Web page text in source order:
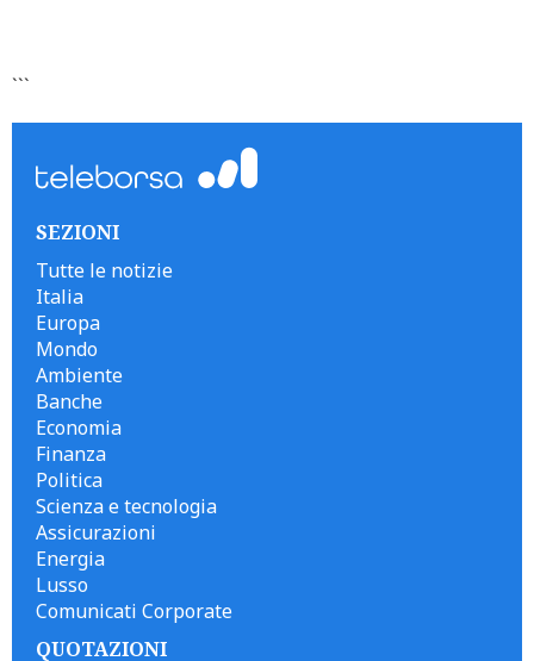
```
SEZIONI
Tutte le notizie
Italia
Europa
Mondo
Ambiente
Banche
Economia
Finanza
Politica
Scienza e tecnologia
Assicurazioni
Energia
Lusso
Comunicati Corporate
QUOTAZIONI